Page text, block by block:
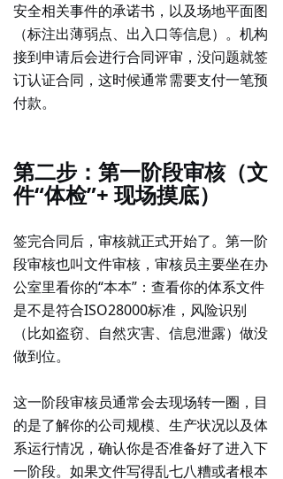
安全相关事件的承诺书 ，以及场地平面图
（标注出薄弱点、出入口等信息）。机构
接到申请后会进行合同评审，没问题就签
订认证合同，这时候通常需要支付一笔预
付款。
第二步：第一阶段审核（文
件“体检”+ 现场摸底）
签完合同后，审核就正式开始了。第一阶
段审核也叫文件审核，审核员主要坐在办
公室里看你的“本本”：查看你的体系文件
是不是符合ISO28000标准，风险识别
（比如盗窃、自然灾害、信息泄露）做没
做到位。
这一阶段审核员通常会去现场转一圈 ，目
的是了解你的公司规模、生产状况以及体
系运行情况，确认你是否准备好了进入下
一阶段。如果文件写得乱七八糟或者根本